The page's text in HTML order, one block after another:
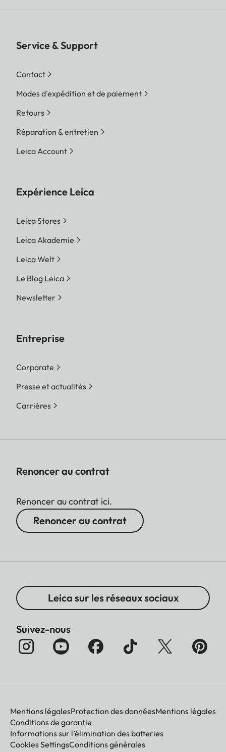
Service & Support
Contact
Modes d'expédition et de paiement
Retours
Réparation & entretien
Leica Account
Expérience Leica
Leica Stores
Leica Akademie
Leica Welt
Le Blog Leica
Newsletter
Entreprise
Corporate
Presse et actualités
Carrières
Renoncer au contrat
Renoncer au contrat ici.
Renoncer au contrat
Leica sur les réseaux sociaux
Suivez-nous
Mentions légalesProtection des donnéesMentions légales
Conditions de garantie
Informations sur l’élimination des batteries
Cookies SettingsConditions générales